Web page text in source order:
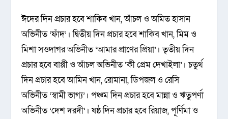
ঈদের দিন প্রচার হবে শাকিব খান, আঁচল ও অমিত হাসান
অভিনীত ‘ফাঁদ’। দ্বিতীয় দিন প্রচার হবে শাকিব খান, মিম ও
মিশা সওদাগর অভিনীত ‘আমার প্রাণের প্রিয়া’। তৃতীয় দিন
প্রচার হবে বাপ্পী ও আঁচল অভিনীত ‘কী প্রেম দেখাইলা’। চতুর্থ
দিন প্রচার হবে আমিন খান, রোমানা, ডিপজল ও রেসি
অভিনীত ‘স্বামী ভাগ্য’। পঞ্চম দিন প্রচার হবে মান্না ও ঋতুপর্ণা
অভিনীত ‘দেশ দরদী’। ষষ্ঠ দিন প্রচার হবে রিয়াজ, পূর্ণিমা ও